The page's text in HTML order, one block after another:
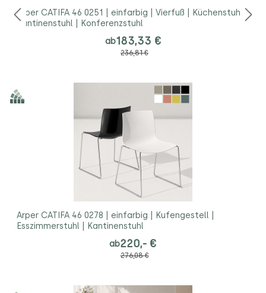
Arper CATIFA 46 0251 | einfarbig | Vierfuß | Küchenstuhl |
Kantinenstuhl | Konferenzstuhl
ab183,33 €
236,81 €
Arper CATIFA 46 0278 | einfarbig | Kufengestell |
Esszimmerstuhl | Kantinenstuhl
ab220,- €
276,08 €